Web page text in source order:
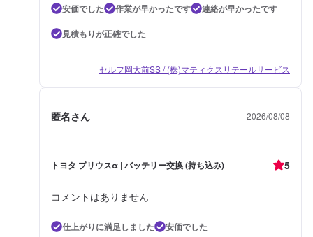
安価でした 作業が早かったです
連絡が早かったです
見積もりが正確でした
セルフ岡大前SS / (株)マティクスリテールサービス
匿名さん 2026/08/08
トヨタ プリウスα | バッテリー交換 (持ち込み) 5
コメントはありません
仕上がりに満足しました
安価でした